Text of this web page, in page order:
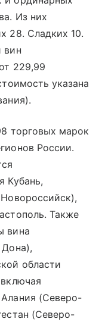
Из них
28. Сладких 10.
вин
229,99
указана
торговых марок
России.
Кубань,
Также
вина
области
(Северо-
(Северо-